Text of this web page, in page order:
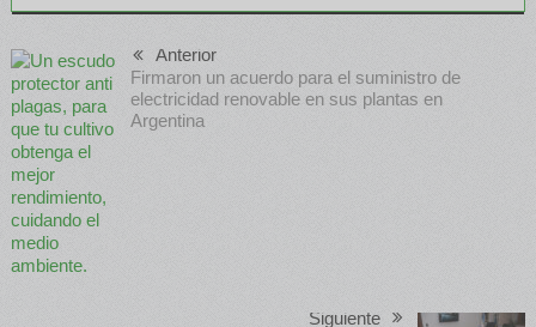
Anterior
Firmaron un acuerdo para el suministro de
electricidad renovable en sus plantas en
Argentina
Siguiente